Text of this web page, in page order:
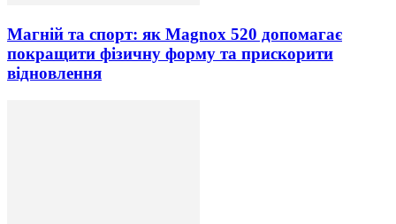
Магній та спорт: як Magnox 520 допомагає
покращити фізичну форму та прискорити
відновлення